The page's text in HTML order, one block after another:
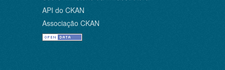
API do CKAN
Associação CKAN